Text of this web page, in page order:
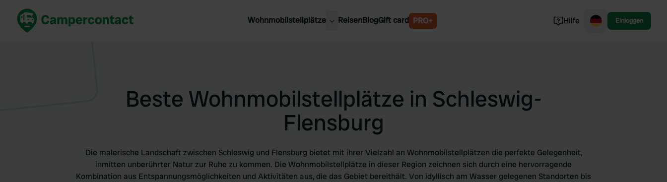
Wohnmobilstellplätze
Frankreich
Italien
Schweden
ReisenBlogGift card PRO+ Hilfe Einloggen
Beste Wohnmobilstellplätze in Schleswig-
Flensburg
Die malerische Landschaft zwischen Schleswig und Flensburg bietet mit ihrer Vielzahl an Wohnmobilstellplätzen die perfekte Gelegenheit,
inmitten unberührter Natur zur Ruhe zu kommen. Die Wohnmobilstellplätze in dieser Region zeichnen sich durch eine hervorragende
Kombination aus Entspannungsmöglichkeiten und Aktivitäten aus, die das Gebiet bereithält. Von idyllisch am Wasser gelegenen Standorten bis